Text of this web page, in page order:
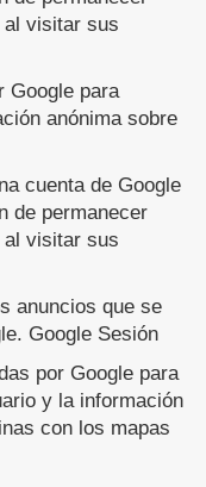
al visitar sus
Google para
anónima sobre
cuenta de Google
de permanecer
al visitar sus
anuncios que se
Google Sesión
por Google para
y la información
con los mapas